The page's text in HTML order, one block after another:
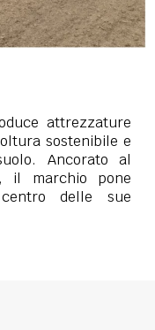
attrezzature
sostenibile e
Ancorato al
il marchio pone
delle sue